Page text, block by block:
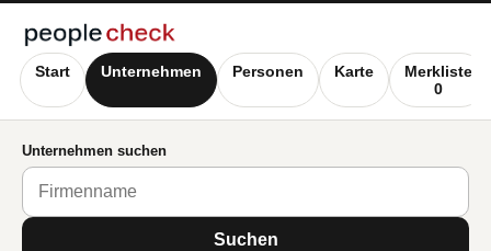
Start Unternehmen Personen Karte
Merkliste
0
Unternehmen suchen
Suchen